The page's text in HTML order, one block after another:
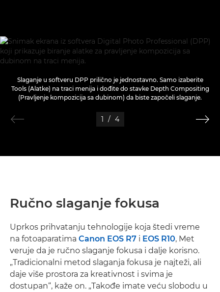
Slaganje u softveru DPP prilično je jednostavno. Samo izaberite
Tools (Alatke) na traci menija i dođite do stavke Depth Compositing
(Pravljenje kompozicija sa dubinom) da biste započeli slaganje.
1 / 4
Ručno slaganje fokusa
Uprkos prihvatanju tehnologije koja štedi vreme
na fotoaparatima Canon EOS R7 i EOS R10, Met
veruje da je ručno slaganje fokusa i dalje korisno.
„Tradicionalni metod slaganja fokusa je najteži, ali
daje više prostora za kreativnost i svima je
dostupan“, kaže on. „Takođe imate veću slobodu u